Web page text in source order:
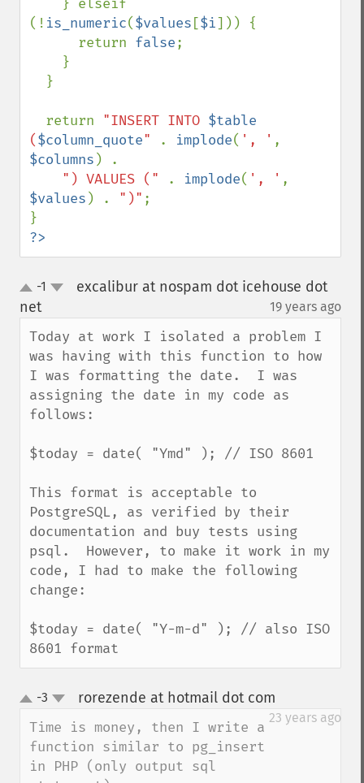
(! is_numeric($values [$i])) {
      return
false;
  return
"INSERT INTO $table
($column_quote" . implode( ', '
$columns ) .
") VALUES ("
. implode( ', '
$values ) . ")" ;
?>
up-1
excalibur at nospam dot icehouse dot
net¶ 19 years ago
Today at work I isolated a problem I
was having with this function to how
I was formatting the date.  I was
assigning the date in my code as
follows:
$today = date( "Ymd" ); // ISO 8601
This format is acceptable to
PostgreSQL, as verified by their
documentation and buy tests using
psql.  However, to make it work in my
code, I had to make the following
change:
$today = date( "Y-m-d" ); // also ISO
8601 format
up-3 rorezende at hotmail dot com
23 years ago
Time is money, then I write a
function similar to pg_insert
in PHP (only output sql